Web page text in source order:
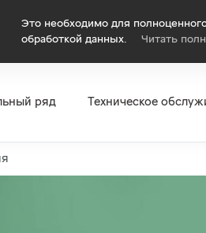
Это необходимо для
обработкой данных.
Читать
ряд Техническое